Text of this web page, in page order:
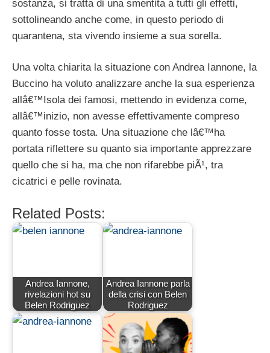
sostanza, si tratta di una smentita a tutti gli effetti,
sottolineando anche come, in questo periodo di
quarantena, sta vivendo insieme a sua sorella.
Una volta chiarita la situazione con Andrea Iannone, la
Buccino ha voluto analizzare anche la sua esperienza
allâ€™Isola dei famosi, mettendo in evidenza come,
allâ€™inizio, non avesse effettivamente compreso
quanto fosse tosta. Una situazione che lâ€™ha
portata riflettere su quanto sia importante apprezzare
quello che si ha, ma che non rifarebbe piÃ¹, tra
cicatrici e pelle rovinata.
Related Posts:
Andrea Iannone,
rivelazioni hot su
Belen Rodriguez
Andrea Iannone parla
della crisi con Belen
Rodriguez